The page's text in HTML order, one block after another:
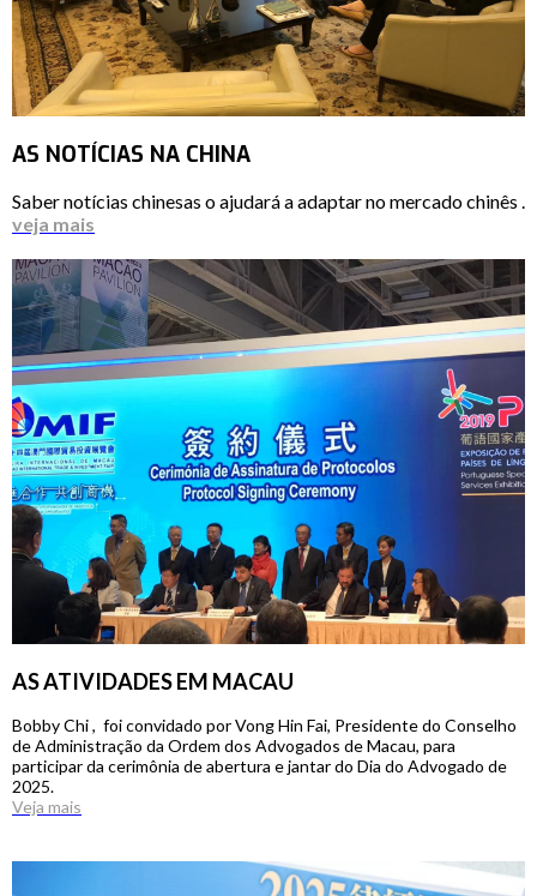
AS NOTÍCIAS NA CHINA
Saber notícias chinesas o ajudará a adaptar no mercado chinês .
veja mais
AS ATIVIDADES EM MACAU
Bobby Chi , foi convidado por Vong Hin Fai, Presidente do Conselho
de Administração da Ordem dos Advogados de Macau, para
participar da cerimônia de abertura e jantar do Dia do Advogado de
2025.
Veja mais